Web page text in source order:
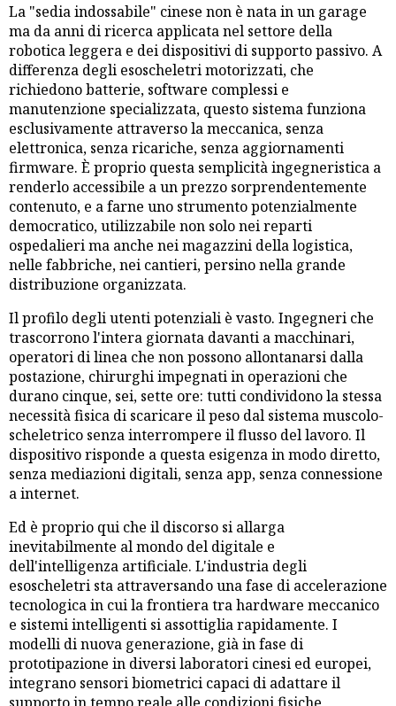
La "sedia indossabile" cinese non è nata in un garage
ma da anni di ricerca applicata nel settore della
robotica leggera e dei dispositivi di supporto passivo. A
differenza degli esoscheletri motorizzati, che
richiedono batterie, software complessi e
manutenzione specializzata, questo sistema funziona
esclusivamente attraverso la meccanica, senza
elettronica, senza ricariche, senza aggiornamenti
firmware. È proprio questa semplicità ingegneristica a
renderlo accessibile a un prezzo sorprendentemente
contenuto, e a farne uno strumento potenzialmente
democratico, utilizzabile non solo nei reparti
ospedalieri ma anche nei magazzini della logistica,
nelle fabbriche, nei cantieri, persino nella grande
distribuzione organizzata.
Il profilo degli utenti potenziali è vasto. Ingegneri che
trascorrono l'intera giornata davanti a macchinari,
operatori di linea che non possono allontanarsi dalla
postazione, chirurghi impegnati in operazioni che
durano cinque, sei, sette ore: tutti condividono la stessa
necessità fisica di scaricare il peso dal sistema muscolo-
scheletrico senza interrompere il flusso del lavoro. Il
dispositivo risponde a questa esigenza in modo diretto,
senza mediazioni digitali, senza app, senza connessione
a internet.
Ed è proprio qui che il discorso si allarga
inevitabilmente al mondo del digitale e
dell'intelligenza artificiale. L'industria degli
esoscheletri sta attraversando una fase di accelerazione
tecnologica in cui la frontiera tra hardware meccanico
e sistemi intelligenti si assottiglia rapidamente. I
modelli di nuova generazione, già in fase di
prototipazione in diversi laboratori cinesi ed europei,
integrano sensori biometrici capaci di adattare il
supporto in tempo reale alle condizioni fisiche